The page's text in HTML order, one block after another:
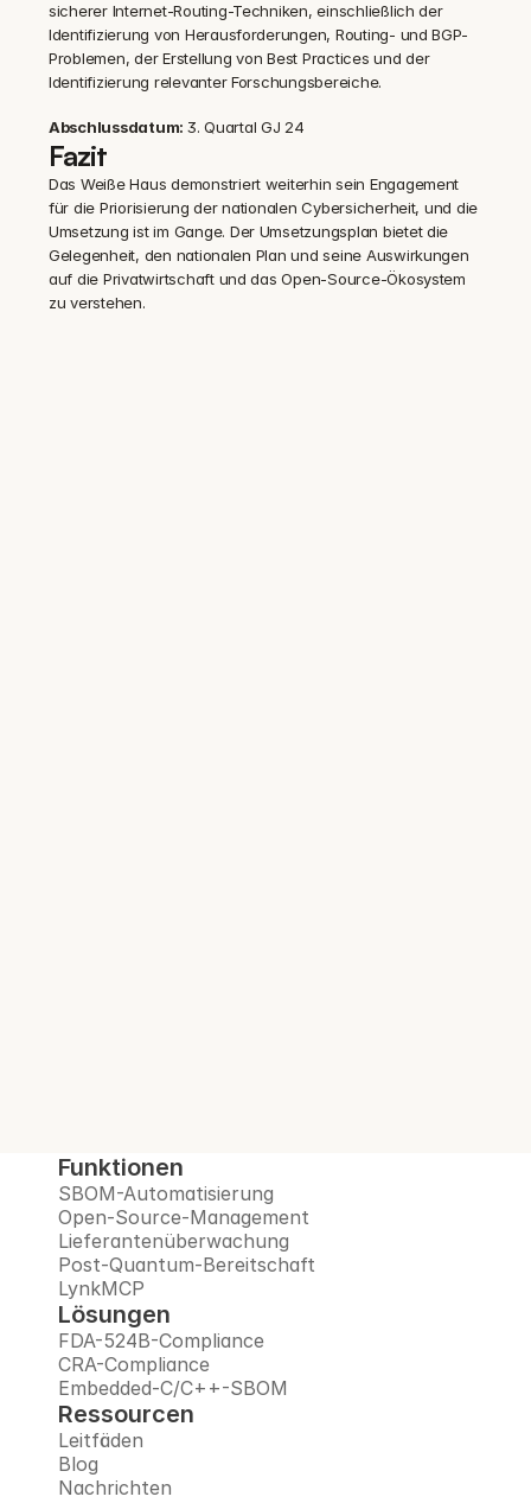
sicherer Internet-Routing-Techniken, einschließlich der
Identifizierung von Herausforderungen, Routing- und BGP-
Problemen, der Erstellung von Best Practices und der
Identifizierung relevanter Forschungsbereiche.
Abschlussdatum: 3. Quartal GJ 24
Fazit
Das Weiße Haus demonstriert weiterhin sein Engagement
für die Priorisierung der nationalen Cybersicherheit, und die
Umsetzung ist im Gange. Der Umsetzungsplan bietet die
Gelegenheit, den nationalen Plan und seine Auswirkungen
auf die Privatwirtschaft und das Open-Source-Ökosystem
zu verstehen.
Funktionen
SBOM-Automatisierung
Open-Source-Management
Lieferantenüberwachung
Post-Quantum-Bereitschaft
LynkMCP
Lösungen
FDA-524B-Compliance
CRA-Compliance
Embedded-C/C++-SBOM
Ressourcen
Leitfäden
Blog
Nachrichten